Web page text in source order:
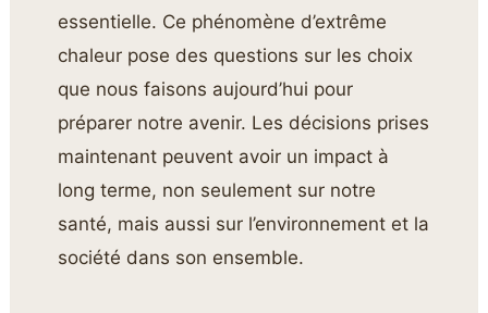
essentielle. Ce phénomène d’extrême
chaleur pose des questions sur les choix
que nous faisons aujourd’hui pour
préparer notre avenir. Les décisions prises
maintenant peuvent avoir un impact à
long terme, non seulement sur notre
santé, mais aussi sur l’environnement et la
société dans son ensemble.